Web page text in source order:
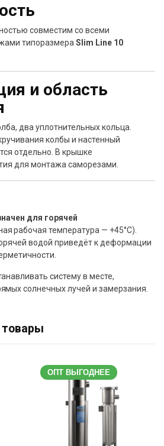
совместим со всеми
типоразмера Slim Line 10
и область
два уплотнительных кольца.
колбы и настенный
отдельно. В крышке
для монтажа саморезами.
для горячей
рабочая температура — +45°C).
водой приведёт к деформации
систему в месте,
солнечных лучей и замерзания.
ОПТ ВЫГОДНЕЕ